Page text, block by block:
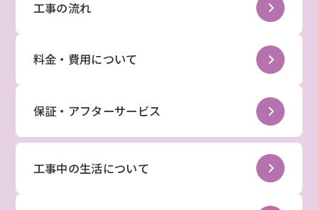
工事の流れ
料金・費用について
保証・アフターサービス
工事中の生活について